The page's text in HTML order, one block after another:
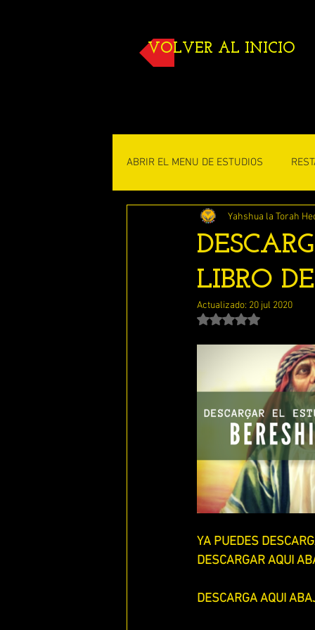
VOLVER AL INICIO
ABRIR EL MENU DE ESTUDIOS
ESTUDIOS DE TORAH
ENSEÑANZAS DE DISCIPULO JUAN
ESTUDIANDO 1 , 2 Y 3JUAN
LOS 7 RUAHAMIN DE YAHWEH
ESTUDIANDO 1 SAMUEL
ESTUDIANDO 1 TESALONICENSES
LIBRO
Yahshua la Torah
Actualizado: 20 jul 2020
Obtuvo NaN de 5
YA PUEDES
DESCARGAR AQUI
DESCARGA AQUI